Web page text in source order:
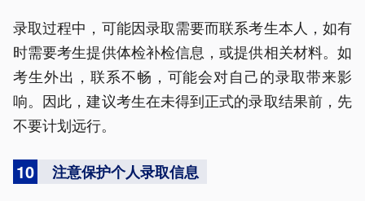
录取过程中，可能因录取需要而联系考生本人，如有
时需要考生提供体检补检信息，或提供相关材料。如
考生外出，联系不畅，可能会对自己的录取带来影
响。因此，建议考生在未得到正式的录取结果前，先
不要计划远行。
10
注意保护个人录取信息